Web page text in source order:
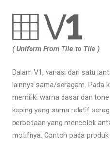
( Uniform From Tile to Tile )
Dalam V1, variasi dari satu
lainnya sama/seragam. Pada
memiliki warna dasar dan
keping yang sama relatif
perbedaan yang mencolok
motifnya. Contoh pada